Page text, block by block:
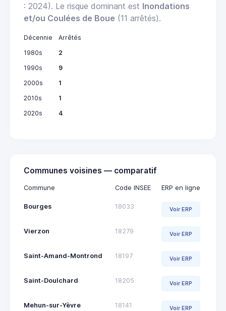
: 2024). Le risque dominant est Inondations
et/ou Coulées de Boue (11 arrêtés).
Décennie
Arrêtés
1980s
2
1990s
9
2000s
1
2010s
1
2020s
4
Communes voisines — comparatif
Commune Code INSEE ERP en ligne
Bourges 18033 Voir ERP
Vierzon 18279 Voir ERP
Saint-Amand-Montrond 18197 Voir ERP
Saint-Doulchard 18205 Voir ERP
Mehun-sur-Yèvre 18141 Voir ERP